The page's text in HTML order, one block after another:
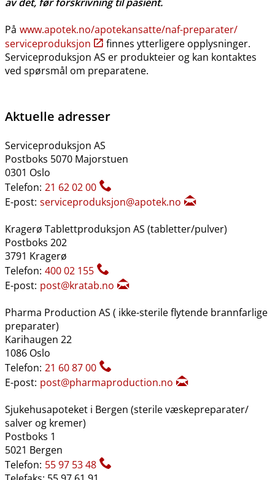
På www.apotek.no​/​apotekansatte​/​naf-preparater​/​
serviceproduksjon
finnes ytterligere opplysninger.
Serviceproduksjon AS er produkteier og kan kontaktes
ved spørsmål om preparatene.
Aktuelle adresser
Serviceproduksjon AS
Postboks 5070 Majorstuen
0301 Oslo
Telefon: 21 62 02 00
E-post: serviceproduksjon@apotek.no
Kragerø Tablettproduksjon AS (tabletter​/​pulver)
Postboks 202
3791 Kragerø
Telefon: 400 02 155
E-post: post@kratab.no
Pharma Production AS ( ikke-sterile flytende brannfarlige
preparater)
Karihaugen 22
1086 Oslo
Telefon: 21 60 87 00
E-post: post@pharmaproduction.no
Sjukehusapoteket i Bergen (sterile væskepreparater​/​
salver og kremer)
Postboks 1
5021 Bergen
Telefon: 55 97 53 48